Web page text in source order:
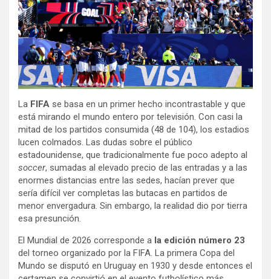
La FIFA se basa en un primer hecho incontrastable y que
está mirando el mundo entero por televisión. Con casi la
mitad de los partidos consumida (48 de 104), los estadios
lucen colmados. Las dudas sobre el público
estadounidense, que tradicionalmente fue poco adepto al
soccer, sumadas al elevado precio de las entradas y a las
enormes distancias entre las sedes, hacían prever que
sería difícil ver completas las butacas en partidos de
menor envergadura. Sin embargo, la realidad dio por tierra
esa presunción.
El Mundial de 2026 corresponde a la edición número 23
del torneo organizado por la FIFA. La primera Copa del
Mundo se disputó en Uruguay en 1930 y desde entonces el